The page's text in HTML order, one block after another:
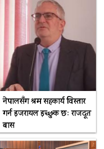
नेपालसँग श्रम सहकार्य विस्तार
गर्न इजरायल इच्छुक छः राजदूत
बास